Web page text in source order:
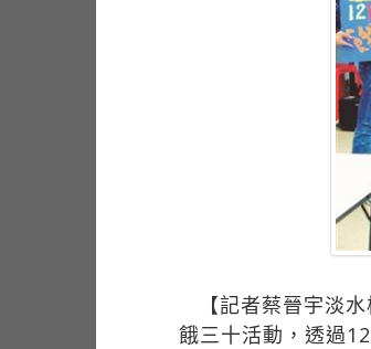
【記者蔡晉宇淡
餓三十活動，透過